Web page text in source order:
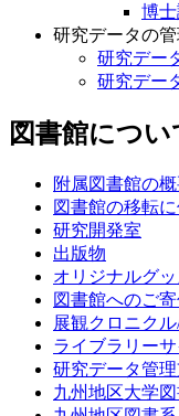
博
研究データの
研究デー
研究デー
図書館につい
附属図書館の
図書館の移転
研究開発室
出版物
オリジナルグ
図書館へのご
展観クロニク
ライブラリー
研究データ管
九州地区大学